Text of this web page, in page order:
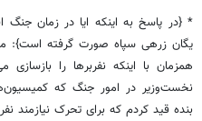
* {در پاسخ به اینکه ایا در زمان جنگ
همزمان با اینکه نفربرها را
نخست‌وزیر در امور جنگ که
بنده قید کردم که برای تحرک نیازمند